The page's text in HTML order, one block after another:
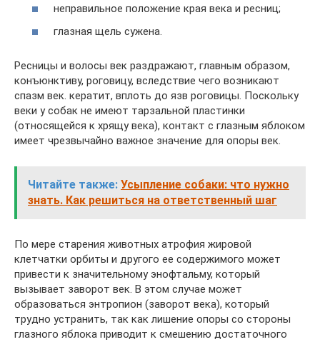
неправильное положение края века и ресниц;
глазная щель сужена.
Ресницы и волосы век раздражают, главным образом,
конъюнктиву, роговицу, вследствие чего возникают
спазм век. кератит, вплоть до язв роговицы. Поскольку
веки у собак не имеют тарзальной пластинки
(относящейся к хрящу века), контакт с глазным яблоком
имеет чрезвычайно важное значение для опоры век.
Читайте также: Усыпление собаки: что нужно
знать. Как решиться на ответственный шаг
По мере старения животных атрофия жировой
клетчатки орбиты и другого ее содержимого может
привести к значительному энофтальму, который
вызывает заворот век. В этом случае может
образоваться энтропион (заворот века), который
трудно устранить, так как лишение опоры со стороны
глазного яблока приводит к смешению достаточного